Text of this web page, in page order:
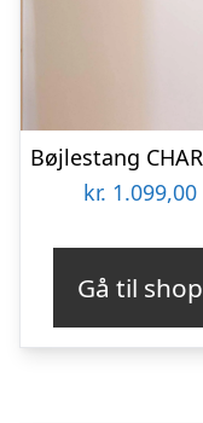
kr. 1.099,00
Gå til shop